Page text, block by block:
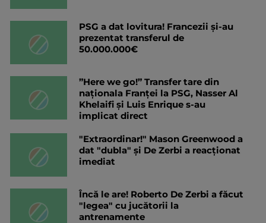
PSG a dat lovitura! Francezii și-au
prezentat transferul de
50.000.000€
”Here we go!” Transfer tare din
naționala Franței la PSG, Nasser Al
Khelaifi și Luis Enrique s-au
implicat direct
"Extraordinar!" Mason Greenwood a
dat "dubla" și De Zerbi a reacționat
imediat
Încă le are! Roberto De Zerbi a făcut
"legea" cu jucătorii la
antrenamente